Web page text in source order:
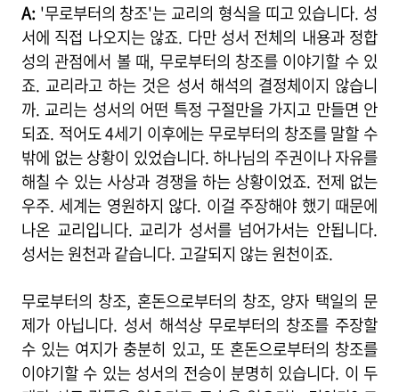
A: '무로부터의 창조'는 교리의 형식을 띠고 있습니다. 성
서에 직접 나오지는 않죠. 다만 성서 전체의 내용과 정합
성의 관점에서 볼 때, 무로부터의 창조를 이야기할 수 있
죠. 교리라고 하는 것은 성서 해석의 결정체이지 않습니
까. 교리는 성서의 어떤 특정 구절만을 가지고 만들면 안
되죠. 적어도 4세기 이후에는 무로부터의 창조를 말할 수
밖에 없는 상황이 있었습니다. 하나님의 주권이나 자유를
해칠 수 있는 사상과 경쟁을 하는 상황이었죠. 전제 없는
우주. 세계는 영원하지 않다. 이걸 주장해야 했기 때문에
나온 교리입니다. 교리가 성서를 넘어가서는 안됩니다.
성서는 원천과 같습니다. 고갈되지 않는 원천이죠.
무로부터의 창조, 혼돈으로부터의 창조, 양자 택일의 문
제가 아닙니다. 성서 해석상 무로부터의 창조를 주장할
수 있는 여지가 충분히 있고, 또 혼돈으로부터의 창조를
이야기할 수 있는 성서의 전승이 분명히 있습니다. 이 두